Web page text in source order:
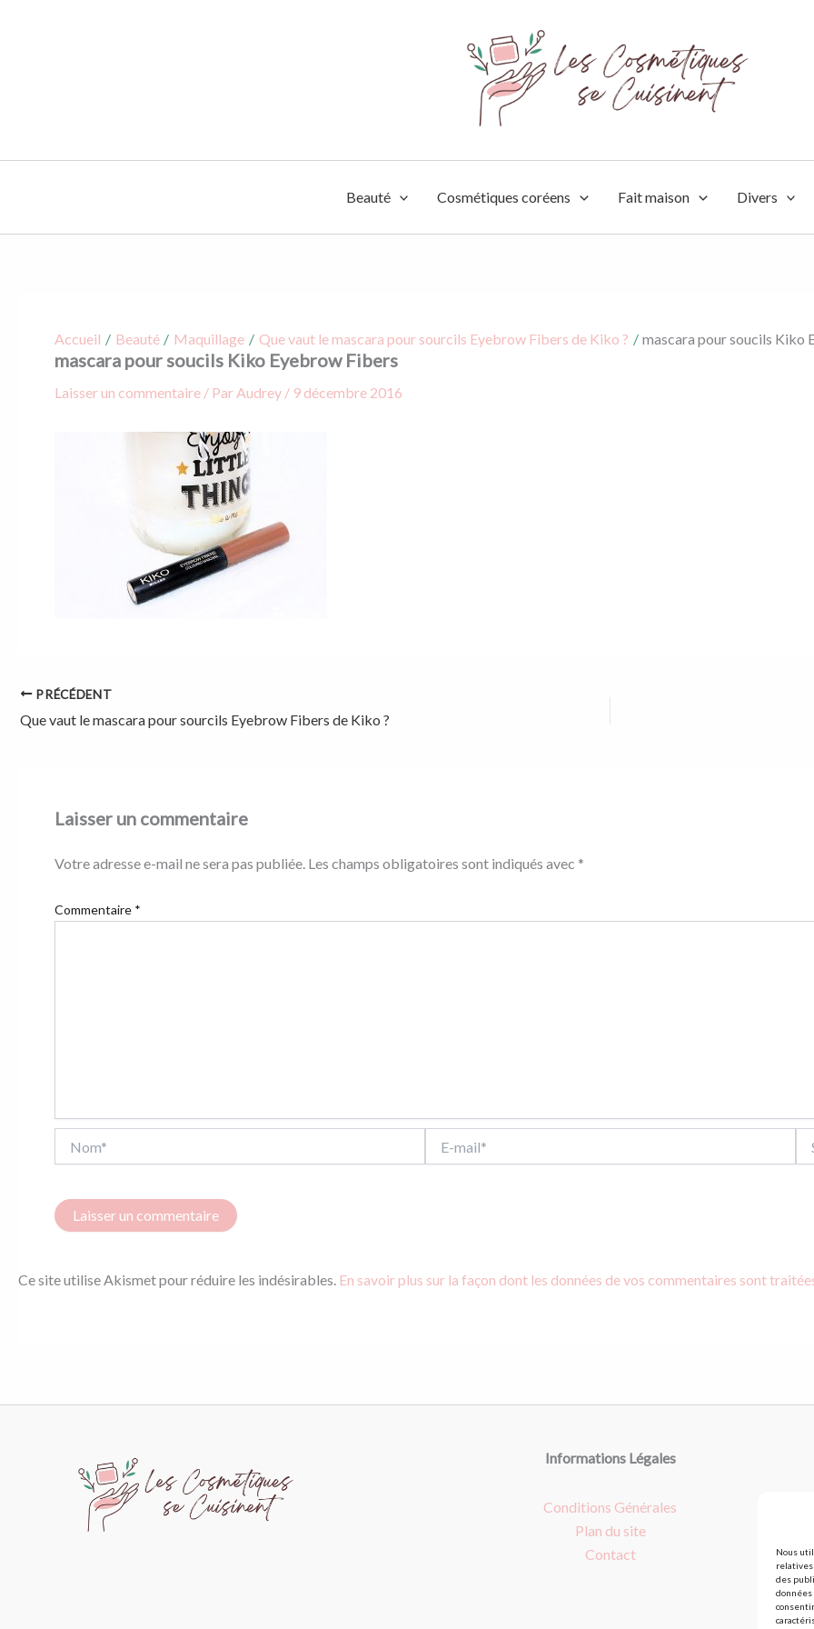
Nous
relatives
des
données
Beauté Cosmétiques coréens Fait maison Divers
Accueil Beauté Maquillage Que vaut le mascara pour sourcils Eyebrow Fibers de Kiko ? mascara pour soucils Kiko
mascara pour soucils Kiko Eyebrow Fibers
Laisser un commentaire / Par Audrey / 9 décembre 2016
PRÉCÉDENT
Que vaut le mascara pour sourcils Eyebrow Fibers de Kiko ?
Laisser un commentaire
Votre adresse e-mail ne sera pas publiée. Les champs obligatoires sont indiqués avec *
Commentaire *
mail*
Ce site utilise Akismet pour réduire les indésirables. En savoir plus sur la façon dont les données de vos commentaires sont
Informations Légales
Conditions Générales
Plan du site
Contact